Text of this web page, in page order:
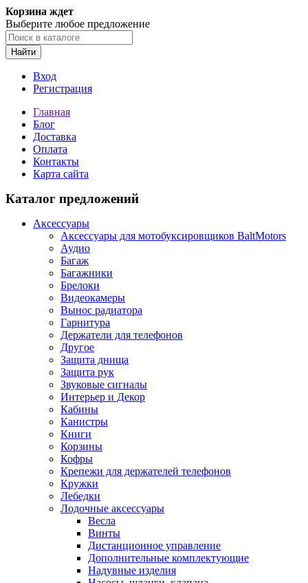
Корзина ждет
Выберите любое предложение
Найти
Вход
Регистрация
Главная
Блог
Доставка
Оплата
Контакты
Карта сайта
Каталог предложений
Аксессуары
Аксессуары для мотобуксировщиков BaltMotors
Аудио
Багаж
Багажники
Брелоки
Видеокамеры
Вынос радиатора
Гарнитура
Держатели для телефонов
Другое
Защита днища
Защита рук
Звуковые сигналы
Интерьер и Декор
Кабины
Канистры
Книги
Корзины
Кофры
Крепежи для держателей телефонов
Кружки
Лебедки
Лодочные аксессуары
Весла
Винты
Дистанционное управление
Дополнительные комплектующие
Надувные изделия